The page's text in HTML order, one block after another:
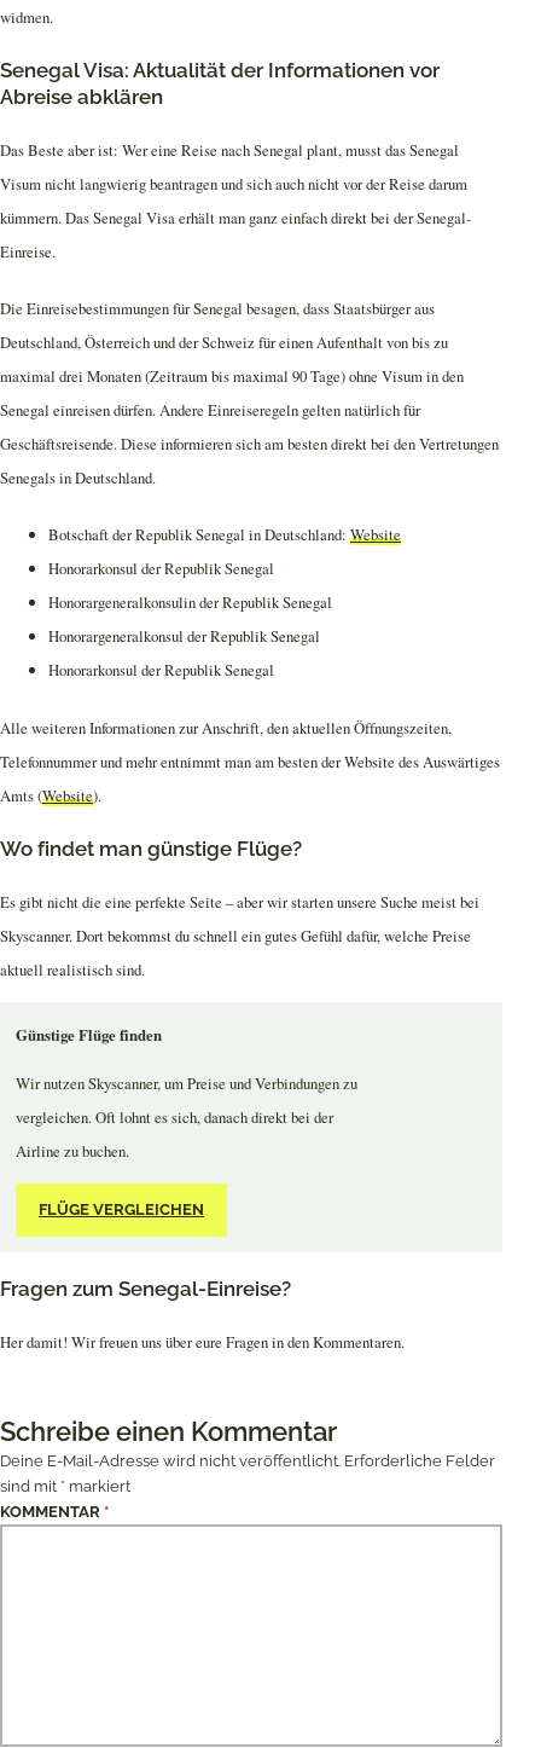
widmen.
Senegal Visa: Aktualität der Informationen vor
Abreise abklären
Das Beste aber ist: Wer eine Reise nach Senegal plant, musst das Senegal
Visum nicht langwierig beantragen und sich auch nicht vor der Reise darum
kümmern. Das Senegal Visa erhält man ganz einfach direkt bei der Senegal-
Einreise.
Die Einreisebestimmungen für Senegal besagen, dass Staatsbürger aus
Deutschland, Österreich und der Schweiz für einen Aufenthalt von bis zu
maximal drei Monaten (Zeitraum bis maximal 90 Tage) ohne Visum in den
Senegal einreisen dürfen. Andere Einreiseregeln gelten natürlich für
Geschäftsreisende. Diese informieren sich am besten direkt bei den Vertretungen
Senegals in Deutschland.
Botschaft der Republik Senegal in Deutschland: Website
Honorarkonsul der Republik Senegal
Honorargeneralkonsulin der Republik Senegal
Honorargeneralkonsul der Republik Senegal
Honorarkonsul der Republik Senegal
Alle weiteren Informationen zur Anschrift, den aktuellen Öffnungszeiten,
Telefonnummer und mehr entnimmt man am besten der Website des Auswärtiges
Amts (Website).
Wo findet man günstige Flüge?
Es gibt nicht die eine perfekte Seite – aber wir starten unsere Suche meist bei
Skyscanner. Dort bekommst du schnell ein gutes Gefühl dafür, welche Preise
aktuell realistisch sind.
Günstige Flüge finden
Wir nutzen Skyscanner, um Preise und Verbindungen zu
vergleichen. Oft lohnt es sich, danach direkt bei der
Airline zu buchen.
FLÜGE VERGLEICHEN
Fragen zum Senegal-Einreise?
Her damit! Wir freuen uns über eure Fragen in den Kommentaren.
Schreibe einen Kommentar
Deine E-Mail-Adresse wird nicht veröffentlicht. Erforderliche Felder
sind mit * markiert
KOMMENTAR *